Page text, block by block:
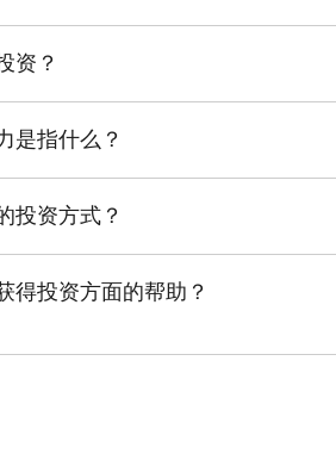
投资是指购买并持有投资产品
资？
对于期望为长期目标实现资金
些因素：您的预算、财务目标
是指什么？
风险承受能力是衡量您对投资
进行投资，这样当市场波动时
投资方式？
由联邦政府设立的注册计划包
得投资方面的帮助？
资产品，让您对财务未来更加